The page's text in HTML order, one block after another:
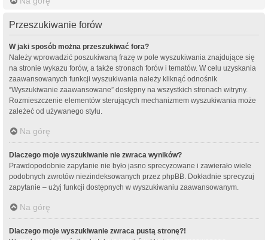
Przeszukiwanie forów
W jaki sposób można przeszukiwać fora?
Należy wprowadzić poszukiwaną frazę w pole wyszukiwania znajdujące się
na stronie wykazu forów, a także stronach forów i tematów. W celu uzyskania
zaawansowanych funkcji wyszukiwania należy kliknąć odnośnik
“Wyszukiwanie zaawansowane” dostępny na wszystkich stronach witryny.
Rozmieszczenie elementów sterujących mechanizmem wyszukiwania może
zależeć od używanego stylu.
Na górę
Dlaczego moje wyszukiwanie nie zwraca wyników?
Prawdopodobnie zapytanie nie było jasno sprecyzowane i zawierało wiele
podobnych zwrotów niezindeksowanych przez phpBB. Dokładnie sprecyzuj
zapytanie – użyj funkcji dostępnych w wyszukiwaniu zaawansowanym.
Na górę
Dlaczego moje wyszukiwanie zwraca pustą stronę?!